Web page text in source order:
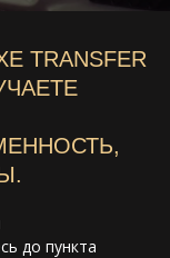
TRANSFER
до пункта